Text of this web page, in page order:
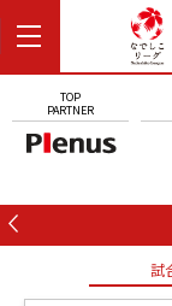
TOP
PARTNER
試